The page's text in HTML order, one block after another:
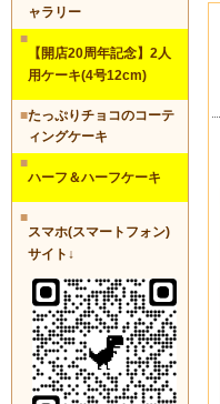
ャラリー
■
【開店20周年記念】2人
用ケーキ(4号12cm)
■たっぷりチョコのコーテ
ィングケーキ
■
ハーフ＆ハーフケーキ
■
スマホ(スマートフォン)
サイト↓